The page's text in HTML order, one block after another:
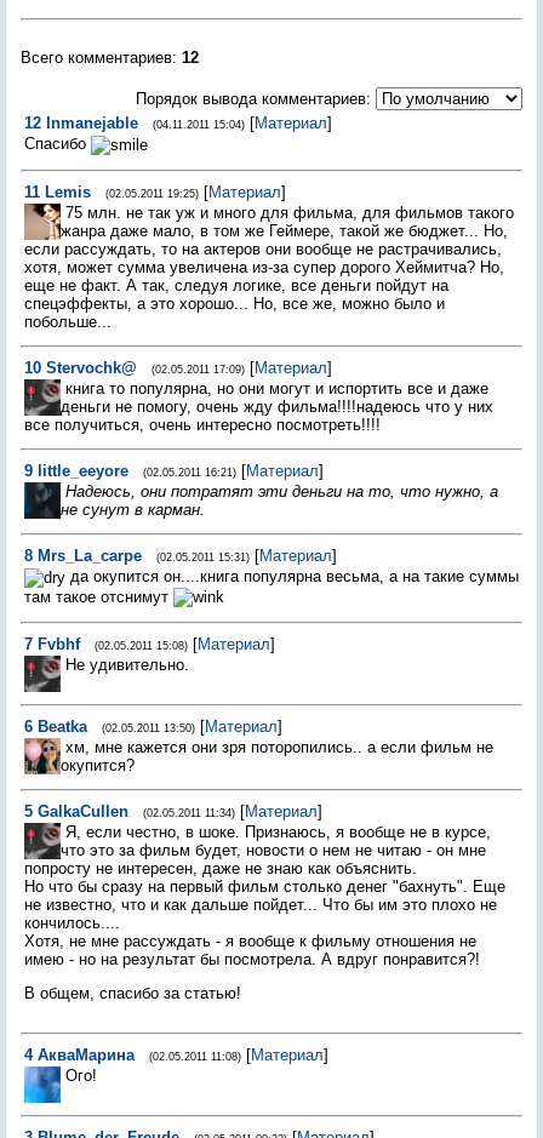
Всего комментариев: 12
Порядок вывода комментариев:
12 Inmanejable (04.11.2011 15:04) [Материал]
Спасибо
11 Lemis (02.05.2011 19:25) [Материал]
75 млн. не так уж и много для фильма, для фильмов такого
жанра даже мало, в том же Геймере, такой же бюджет... Но,
если рассуждать, то на актеров они вообще не растрачивались,
хотя, может сумма увеличена из-за супер дорого Хеймитча? Но,
еще не факт. А так, следуя логике, все деньги пойдут на
спецэффекты, а это хорошо... Но, все же, можно было и
побольше...
10 Stervochk@ (02.05.2011 17:09) [Материал]
книга то популярна, но они могут и испортить все и даже
деньги не помогу, очень жду фильма!!!!надеюсь что у них
все получиться, очень интересно посмотреть!!!!
9 little_eeyore (02.05.2011 16:21) [Материал]
Надеюсь, они потратят эти деньги на то, что нужно, а
не сунут в карман.
8 Mrs_La_carpe (02.05.2011 15:31) [Материал]
да окупится он....книга популярна весьма, а на такие суммы
там такое отснимут
7 Fvbhf (02.05.2011 15:08) [Материал]
Не удивительно.
6 Beatka (02.05.2011 13:50) [Материал]
хм, мне кажется они зря поторопились.. а если фильм не
окупится?
5 GalkaCullen (02.05.2011 11:34) [Материал]
Я, если честно, в шоке. Признаюсь, я вообще не в курсе,
что это за фильм будет, новости о нем не читаю - он мне
попросту не интересен, даже не знаю как объяснить.
Но что бы сразу на первый фильм столько денег "бахнуть". Еще
не известно, что и как дальше пойдет... Что бы им это плохо не
кончилось....
Хотя, не мне рассуждать - я вообще к фильму отношения не
имею - но на результат бы посмотрела. А вдруг понравится?!
В общем, спасибо за статью!
4 АкваМарина (02.05.2011 11:08) [Материал]
Ого!